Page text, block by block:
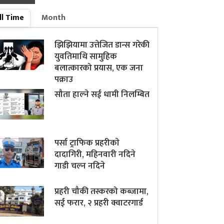
Time
Month
झिझियामा उत्तेजित डान्स गरेकी
युवतिमाथि सामुहिक
बलात्कारको प्रयास, एक जना
पक्राउ
सौता हाल्ने सई धामी निलम्बित
पर्सा ट्राफिक प्रहरीकाे
दादागिरी, महिनवारी नदिने
गाडी चल्न नदिने
प्रहरी चौकी तस्करको कब्जामा,
सई फरार, २ प्रहरी क्वाटरगार्ड